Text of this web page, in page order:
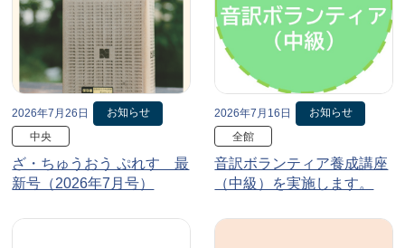
2026年7月26日
お知らせ
中央
ざ・ちゅうおう ぷれす 最
新号（2026年7月号）
2026年7月16日
お知らせ
全館
音訳ボランティア養成講座
（中級）を実施します。